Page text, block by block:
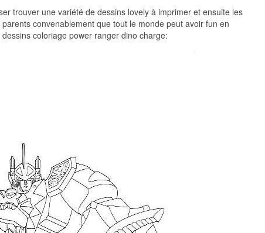
trouver une variété de dessins lovely à imprimer et ensuite les
convenablement que tout le monde peut avoir fun en
coloriage power ranger dino charge: